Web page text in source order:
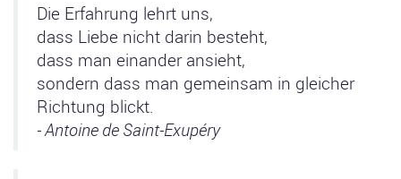
Die Erfahrung lehrt uns,
dass Liebe nicht darin besteht,
dass man einander ansieht,
sondern dass man gemeinsam in gleicher
Richtung blickt.
- Antoine de Saint-Exupéry